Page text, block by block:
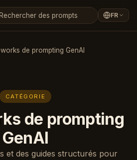
FR
de prompting GenAI
CATÉGORIE
de prompting
GenAI
et des guides structurés pour